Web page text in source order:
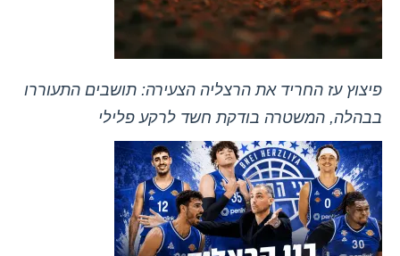
פיצוץ עז החריד את הרצליה הצעירה: תושבים התעוררו
בבהלה, המשטרה בודקת חשד לרקע פלילי